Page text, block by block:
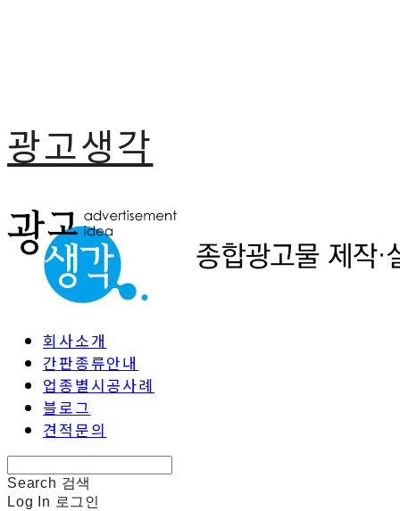
광고생각
회사소개
간판종류안내
업종별시공사례
블로그
견적문의
Search 검색
Log In 로그인